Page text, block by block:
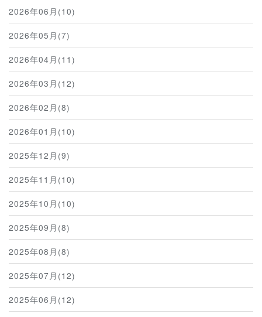
2026年06月(10)
2026年05月(7)
2026年04月(11)
2026年03月(12)
2026年02月(8)
2026年01月(10)
2025年12月(9)
2025年11月(10)
2025年10月(10)
2025年09月(8)
2025年08月(8)
2025年07月(12)
2025年06月(12)